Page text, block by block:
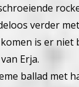
verder
is er niet
Erja.
ballad met